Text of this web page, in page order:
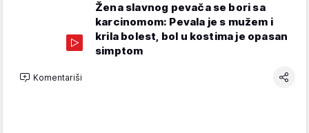
Žena slavnog pevača se bori sa
karcinomom: Pevala je s mužem i
krila bolest, bol u kostima je opasan
simptom
Komentariši